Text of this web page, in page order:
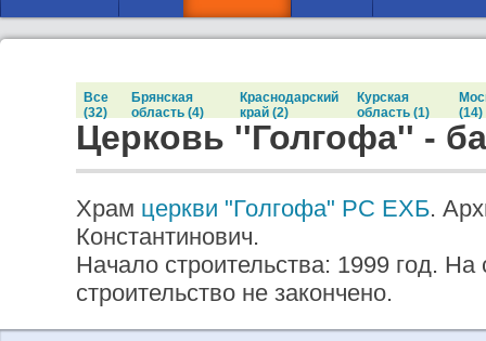
Все
(32)
Брянская
область (4)
Краснодарский
край (2)
Курская
область (1)
(14)
Церковь ''Голгофа'' -
Храм церкви "Голгофа" РС ЕХБ.
Константинович.
Начало строительства: 1999 год.
строительство не закончено.